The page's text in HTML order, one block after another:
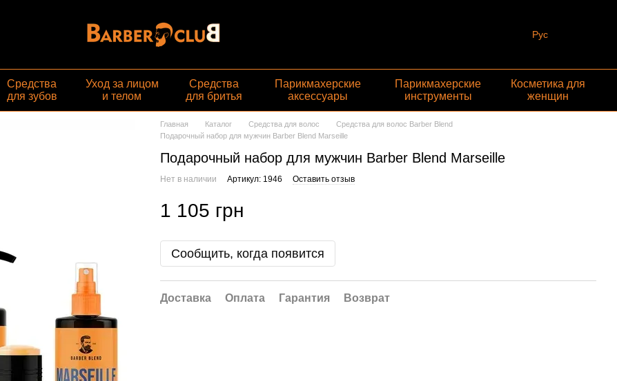
Рус
Средства
для зубов
Уход за лицом
и телом
Средства
для бритья
Парикмахерские
аксессуары
Парикмахерские
инструменты
Косметика для
женщин
Главная Каталог Средства для волос
Средства для волос Barber Blend
Подарочный набор для мужчин Barber Blend Marseille
Подарочный набор для мужчин Barber Blend Marseille
Нет в наличии Артикул: 1946 Оставить отзыв
1 105 грн
Сообщить, когда появится
Доставка Оплата Гарантия Возврат